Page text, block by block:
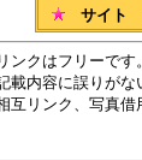
サイト
リンクはフリーで
載内容に誤りがな
互リンク、写真借